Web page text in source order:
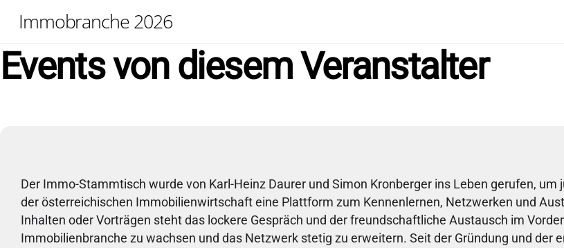
Immobranche 2026
Events von diesem Veranstalter
Der Immo-Stammtisch wurde von Karl-Heinz Daurer und Simon Kronberger ins Leben gerufen,
der österreichischen Immobilienwirtschaft eine Plattform zum Kennenlernen, Netzwerken und
Inhalten oder Vorträgen steht das lockere Gespräch und der freundschaftliche Austausch im
Immobilienbranche zu wachsen und das Netzwerk stetig zu erweitern. Seit der Gründung und der